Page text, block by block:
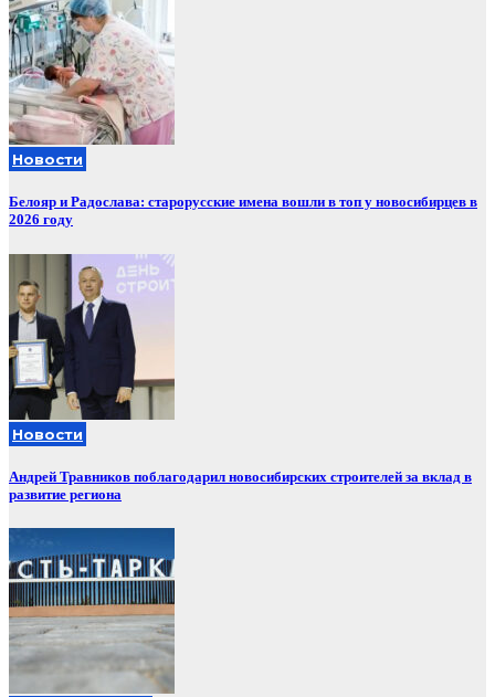
Новости
Белояр и Радослава: старорусские имена вошли в топ у новосибирцев в
2026 году
Новости
Андрей Травников поблагодарил новосибирских строителей за вклад в
развитие региона